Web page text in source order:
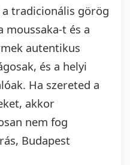
tradicionális görög
moussaka-t és a
autentikus
és a helyi
Ha szereted a
akkor
nem fog
Budapest